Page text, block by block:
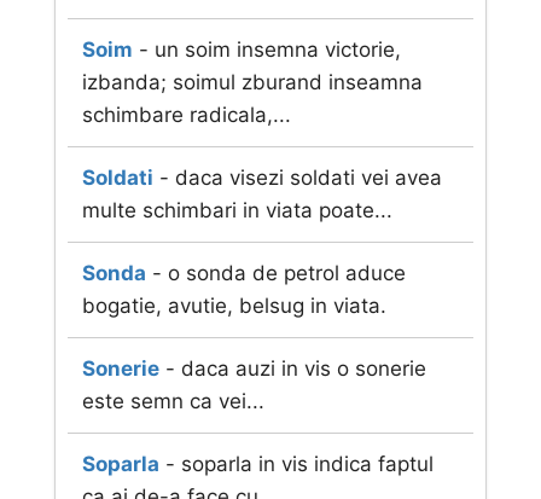
Soim - un soim insemna victorie,
izbanda; soimul zburand inseamna
schimbare radicala,...
Soldati - daca visezi soldati vei avea
multe schimbari in viata poate...
Sonda - o sonda de petrol aduce
bogatie, avutie, belsug in viata.
Sonerie - daca auzi in vis o sonerie
este semn ca vei...
Soparla - soparla in vis indica faptul